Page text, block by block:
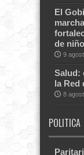
El
de
9
Salud:
la Red
8
POLITICA